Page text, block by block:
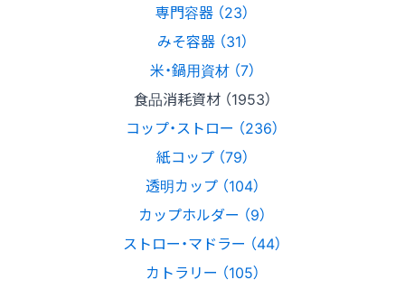
専門容器 （23）
みそ容器 （31）
米・鍋用資材 （7）
食品消耗資材 （1953）
コップ・ストロー （236）
紙コップ （79）
透明カップ （104）
カップホルダー （9）
ストロー・マドラー （44）
カトラリー （105）